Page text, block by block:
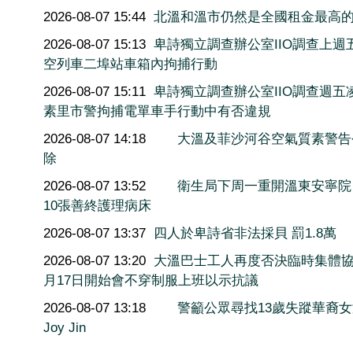
2026-08-07 15:44 北溫和溫市仍然是全國租金最高
2026-08-07 15:13 卑詩獨立調查辦公室IIO調查上週
空列車二埠站車箱內拘捕行動
2026-08-07 15:11 卑詩獨立調查辦公室IIO調查週五
素里市警拘捕電單車手行動中有否違規
2026-08-07 14:18
大溫及菲沙河谷空氣質素警
除
2026-08-07 13:52
衛生局下周一重開溫東安寧
10張善終護理病床
2026-08-07 13:37 四人於卑詩省非法採貝 罰1.8萬
2026-08-07 13:20 大溫巴士工人再度否決臨時集體
月17日開始會不穿制服上班以示抗議
2026-08-07 13:18
警籲公眾尋找13歲失蹤華裔
Joy Jin